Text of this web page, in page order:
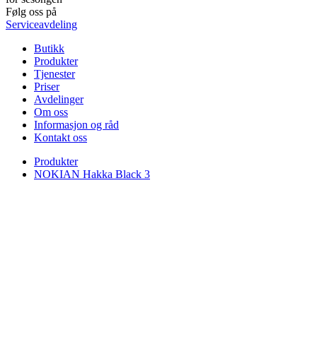
Følg oss på
Serviceavdeling
Butikk
Produkter
Tjenester
Priser
Avdelinger
Om oss
Informasjon og råd
Kontakt oss
Produkter
NOKIAN Hakka Black 3